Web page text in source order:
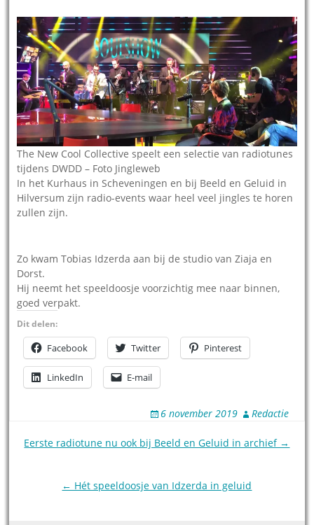
The New Cool Collective speelt een selectie van radiotunes
tijdens DWDD – Foto Jingleweb
In het Kurhaus in Scheveningen en bij Beeld en Geluid in
Hilversum zijn radio-events waar heel veel jingles te horen
zullen zijn.
Zo kwam Tobias Idzerda aan bij de studio van Ziaja en
Dorst.
Hij neemt het speeldoosje voorzichtig mee naar binnen,
goed verpakt.
Dit delen:
Facebook Twitter Pinterest
LinkedIn E-mail
6 november 2019 Redactie
Post
Eerste radiotune nu ook bij Beeld en Geluid in archief →
← Hét speeldoosje van Idzerda in geluid